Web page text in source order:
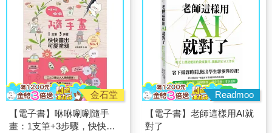
金石堂
【電子書】咻咻唰唰隨手
畫：1支筆+3步驟，快快畫
Readmoo
【電子書】老師這樣用AI就
對了